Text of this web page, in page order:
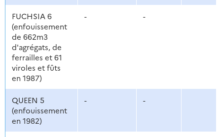
FUCHSIA 6
(enfouissement
de 662m3
d'agrégats, de
ferrailles et 61
viroles et fûts
en 1987)
- -
QUEEN 5
(enfouissement
en 1982)
- -